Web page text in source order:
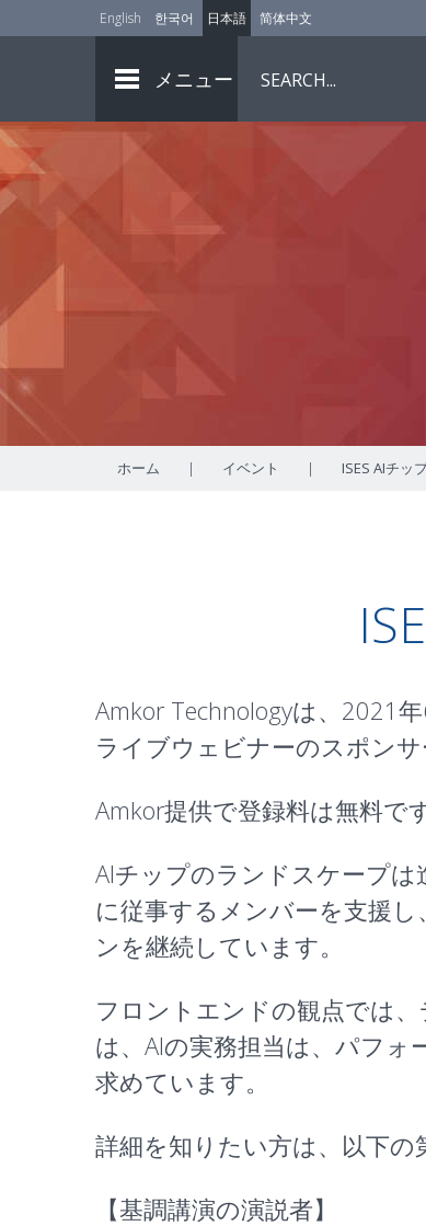
English 한국어 日本語 简体中文
メニュー
ホーム | イベント | ISES AIチッ
Amkor Technologyは、2021
ライブウェビナーのスポンサ
Amkor提供で登録料は無料で
AIチップのランドスケープ
に従事するメンバーを支援
ンを継続しています。
フロントエンドの観点では
は、AIの実務担当は、パフ
求めています。
詳細を知りたい方は、以下の
【基調講演の演説者】